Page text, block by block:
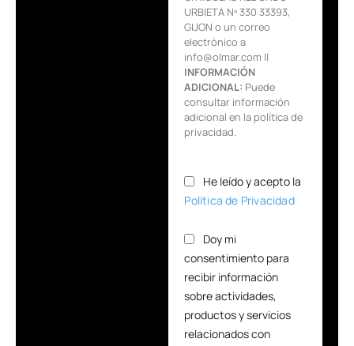
URBIETA Nº 330 33393,
GIJON o un correo
electrónico a
info@olmar.com ||
INFORMACIÓN
ADICIONAL: Puede
consultar información
adicional en la política de
privacidad.
He leído y acepto la
Política de Privacidad
Doy mi
consentimiento para
recibir información
sobre actividades,
productos y servicios
relacionados con